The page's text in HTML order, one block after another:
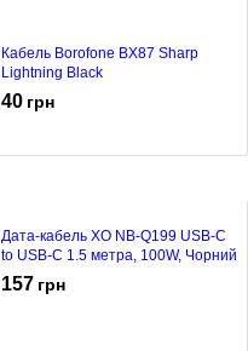
Кабель Borofone BX87 Sharp
Lightning Black
40 грн
Дата-кабель XO NB-Q199 USB-C
to USB-C 1.5 метра, 100W, Чорний
157 грн